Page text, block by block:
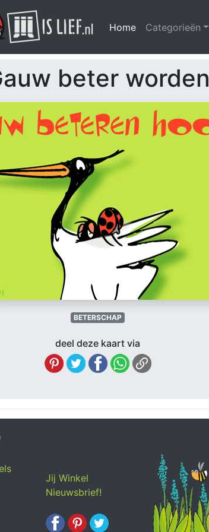
Home (huidige)
Categorieën
beter worden
BETERSCHAP
deel deze kaart via
Jij Winkel
Nieuwsbrief!